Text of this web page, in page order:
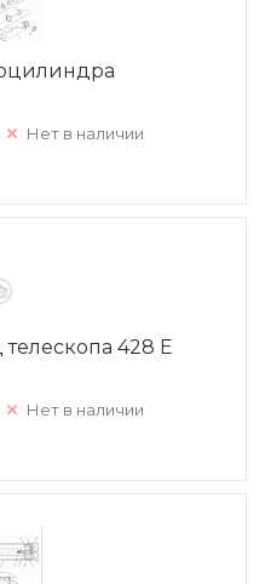
Нет в наличии
428 E
Нет в наличии